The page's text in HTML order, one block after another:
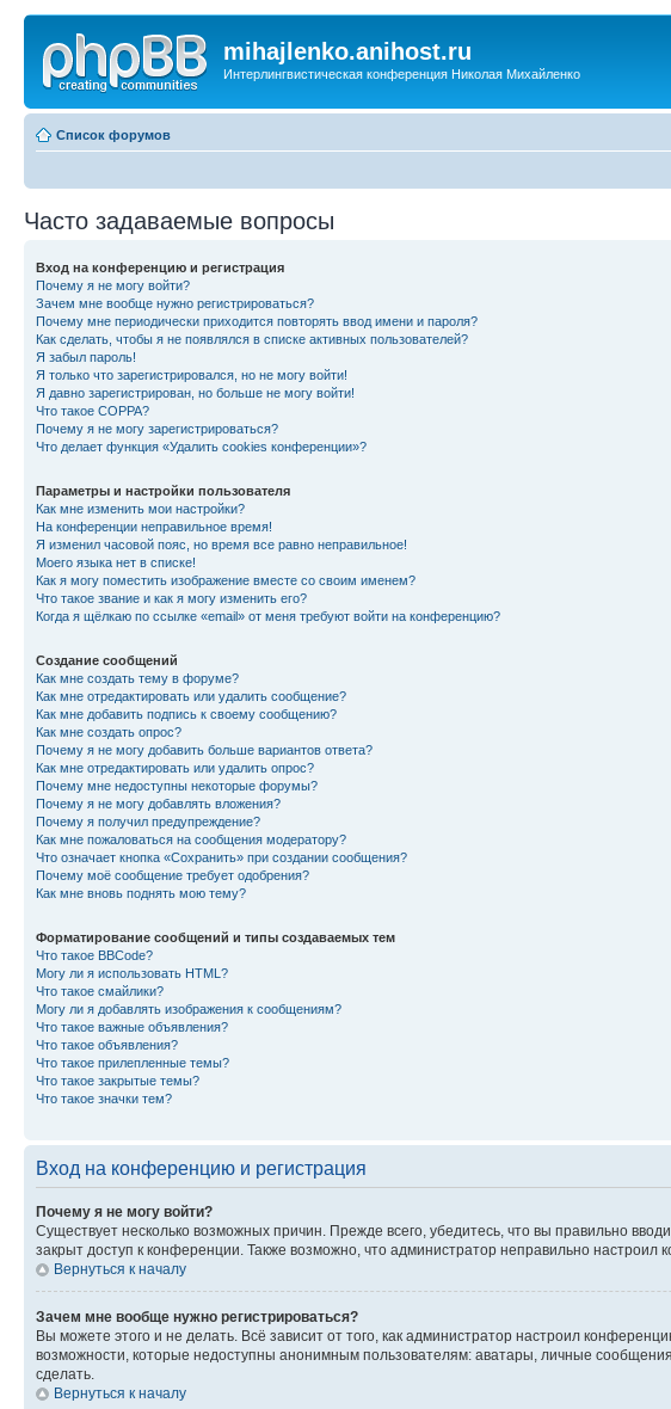
mihajlenko.anihost.ru
Интерлингвистическая конференция Николая Михайленко
Список форумов
Часто задаваемые вопросы
Вход на конференцию и регистрация
Почему я не могу войти?
Зачем мне вообще нужно регистрироваться?
Почему мне периодически приходится повторять ввод имени и пароля?
Как сделать, чтобы я не появлялся в списке активных пользователей?
Я забыл пароль!
Я только что зарегистрировался, но не могу войти!
Я давно зарегистрирован, но больше не могу войти!
Что такое COPPA?
Почему я не могу зарегистрироваться?
Что делает функция «Удалить cookies конференции»?
Параметры и настройки пользователя
Как мне изменить мои настройки?
На конференции неправильное время!
Я изменил часовой пояс, но время все равно неправильное!
Моего языка нет в списке!
Как я могу поместить изображение вместе со своим именем?
Что такое звание и как я могу изменить его?
Когда я щёлкаю по ссылке «email» от меня требуют войти на конференцию?
Создание сообщений
Как мне создать тему в форуме?
Как мне отредактировать или удалить сообщение?
Как мне добавить подпись к своему сообщению?
Как мне создать опрос?
Почему я не могу добавить больше вариантов ответа?
Как мне отредактировать или удалить опрос?
Почему мне недоступны некоторые форумы?
Почему я не могу добавлять вложения?
Почему я получил предупреждение?
Как мне пожаловаться на сообщения модератору?
Что означает кнопка «Сохранить» при создании сообщения?
Почему моё сообщение требует одобрения?
Как мне вновь поднять мою тему?
Форматирование сообщений и типы создаваемых тем
Что такое BBCode?
Могу ли я использовать HTML?
Что такое смайлики?
Могу ли я добавлять изображения к сообщениям?
Что такое важные объявления?
Что такое объявления?
Что такое прилепленные темы?
Что такое закрытые темы?
Что такое значки тем?
Вход на конференцию и регистрация
Почему я не могу войти?
Существует несколько возможных причин. Прежде всего, убедитесь, что вы правильно
закрыт доступ к конференции. Также возможно, что администратор неправильно
Вернуться к началу
Зачем мне вообще нужно регистрироваться?
Вы можете этого и не делать. Всё зависит от того, как администратор настроил
возможности, которые недоступны анонимным пользователям: аватары, личные
сделать.
Вернуться к началу